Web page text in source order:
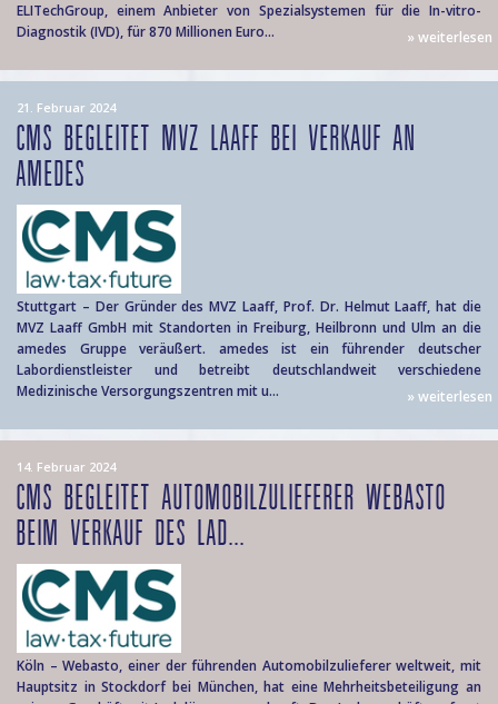
ELITechGroup, einem Anbieter von Spezialsystemen für die In-vitro-
Diagnostik (IVD), für 870 Millionen Euro...
» weiterlesen
21. Februar 2024
CMS BEGLEITET MVZ LAAFF BEI VERKAUF AN
AMEDES
Stuttgart – Der Gründer des MVZ Laaff, Prof. Dr. Helmut Laaff, hat die
MVZ Laaff GmbH mit Standorten in Freiburg, Heilbronn und Ulm an die
amedes Gruppe veräußert. amedes ist ein führender deutscher
Labordienstleister und betreibt deutschlandweit verschiedene
Medizinische Versorgungszentren mit u...
» weiterlesen
14. Februar 2024
CMS BEGLEITET AUTOMOBILZULIEFERER WEBASTO
BEIM VERKAUF DES LAD...
Köln – Webasto, einer der führenden Automobilzulieferer weltweit, mit
Hauptsitz in Stockdorf bei München, hat eine Mehrheitsbeteiligung an